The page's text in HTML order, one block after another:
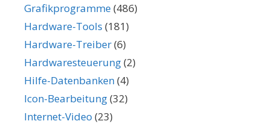
Grafikprogramme(486)
Hardware-Tools (181)
Hardware-Treiber(6)
Hardwaresteuerung(2)
Hilfe-Datenbanken(4)
Icon-Bearbeitung(32)
Internet-Video (23)